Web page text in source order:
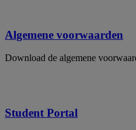
Algemene voorwaarden
Download de algemene
Student Portal